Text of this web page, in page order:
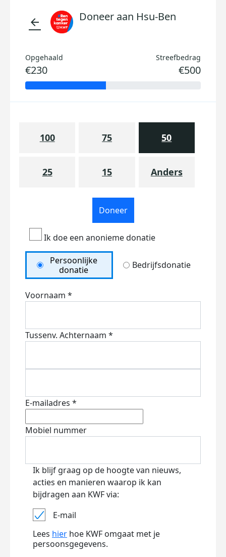
arrow_back Doneer aan Hsu-Ben
Opgehaald
€230
Streefbedrag
€500
100 75 50
25 15 Anders
Doneer
Ik doe een anonieme donatie
Persoonlijke
donatie
Bedrijfsdonatie
Voornaam *
Tussenv. Achternaam *
E-mailadres *
Mobiel nummer
Ik blijf graag op de hoogte van nieuws,
acties en manieren waarop ik kan
bijdragen aan KWF via:
E-mail
Lees hier hoe KWF omgaat met je
persoonsgegevens.